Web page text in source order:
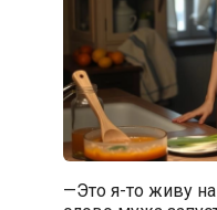
—Это я-то живу